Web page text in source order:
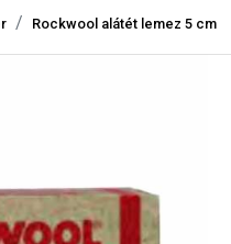
Rockwool alátét lemez 5 cm